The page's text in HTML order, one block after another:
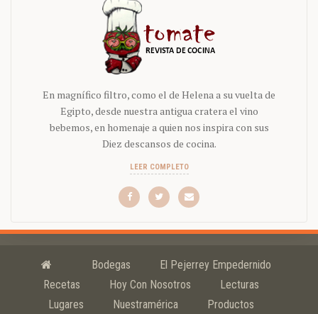
En magnífico filtro, como el de Helena a su vuelta de
Egipto, desde nuestra antigua cratera el vino
bebemos, en homenaje a quien nos inspira con sus
Diez descansos de cocina.
LEER COMPLETO
Bodegas
El Pejerrey Empedernido
Recetas
Hoy Con Nosotros
Lecturas
Lugares
Nuestramérica Productos